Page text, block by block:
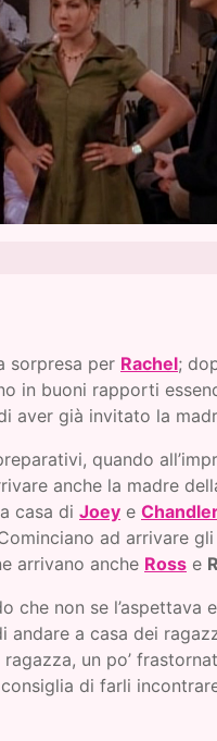
sorpresa per Rachel;
in buoni rapporti
aver già invitato la
quando
anche la madre
casa di Joey e
ad arrivare
arrivano anche Ross e
che non se l’aspettava
andare a casa dei
un po’
di farli